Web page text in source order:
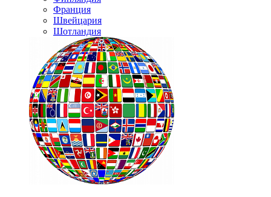
Франция
Швейцария
Шотландия